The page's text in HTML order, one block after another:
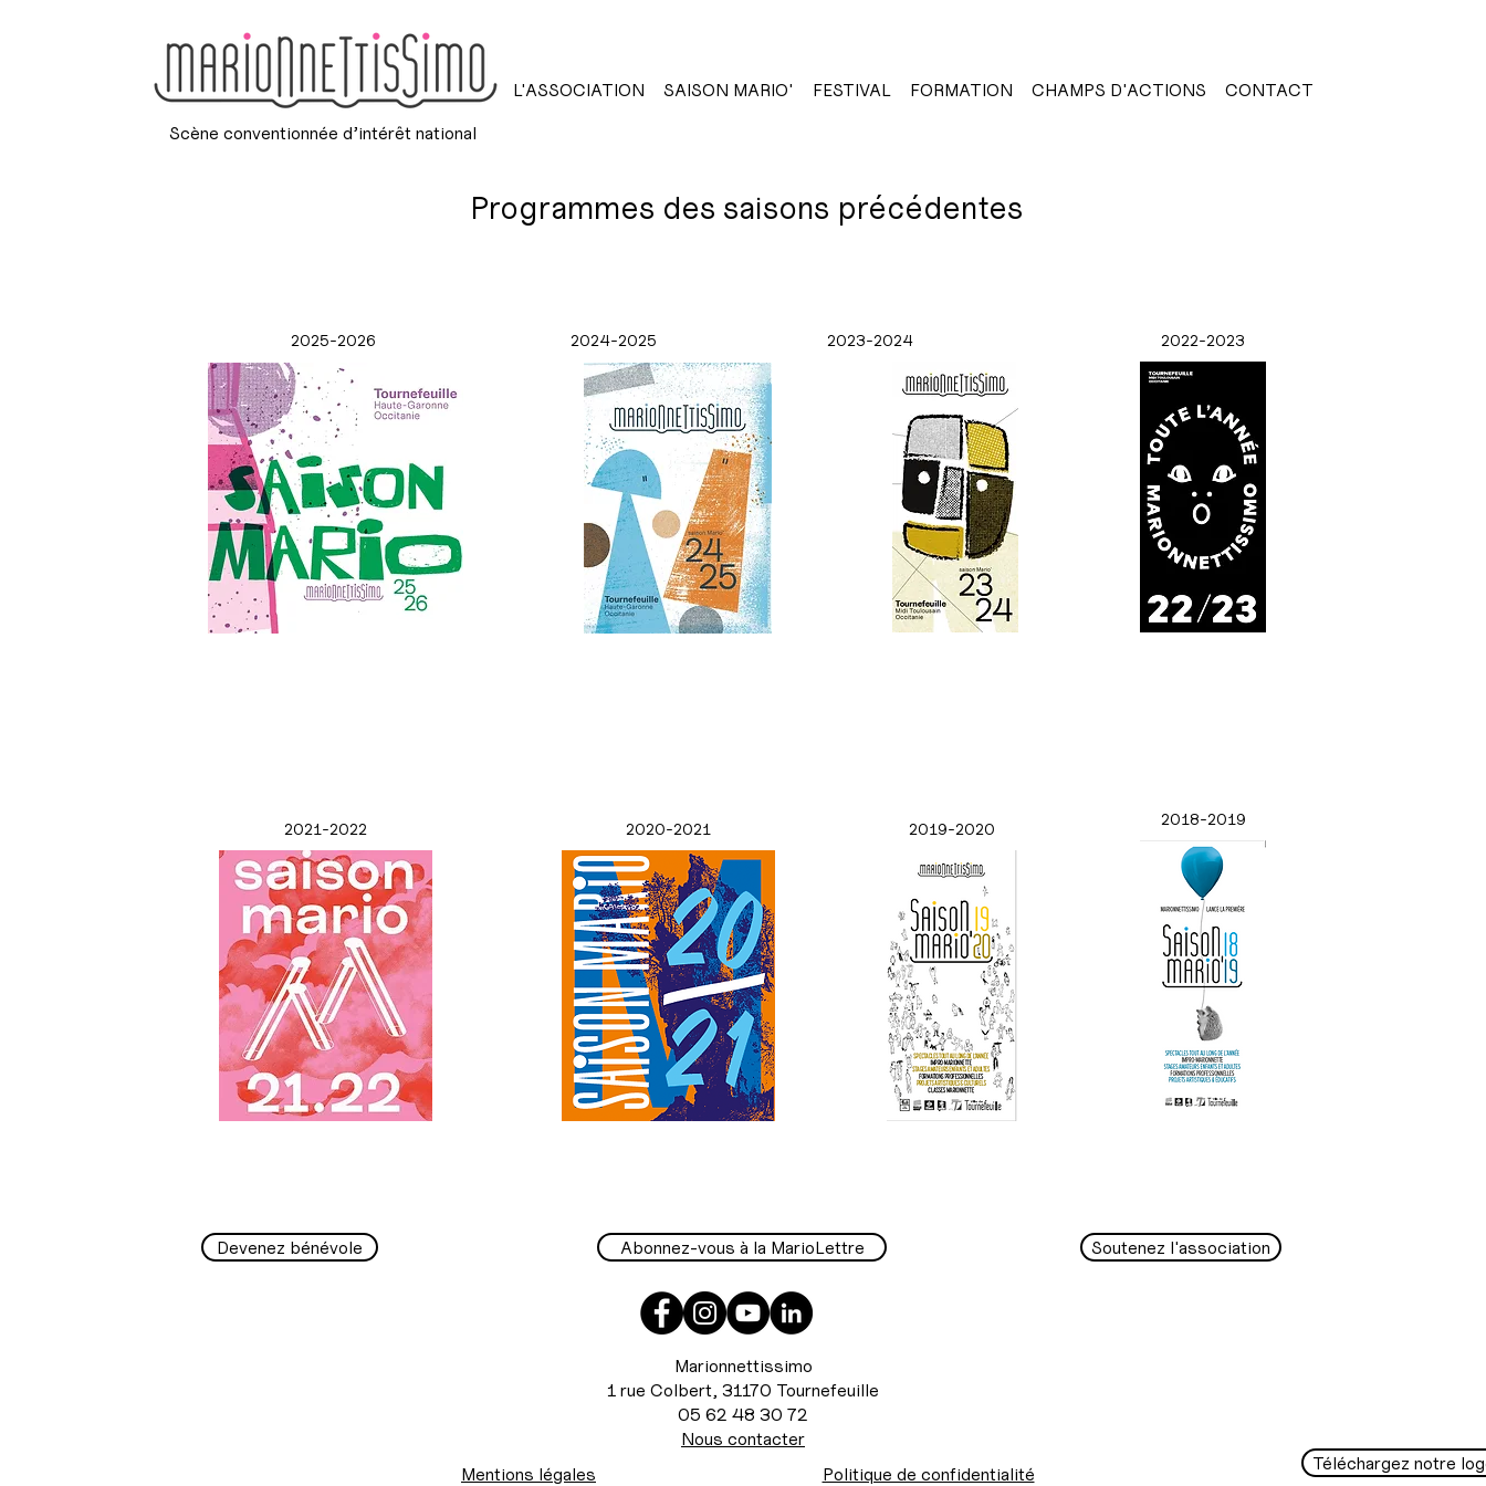
L'ASSOCIATION SAISON MARIO' FESTIVAL FORMATION CHAMPS D'ACTIONS
CONTACT
Scène conventionnée d’intérêt national
Programmes des saisons précédentes
2025-2026 2024-2025 2023-2024 2022-2023
2021-2022 2020-2021 2019-2020 2018-2019
Devenez bénévole Abonnez-vous à la MarioLettre Soutenez l'association
Marionnettissimo
1 rue Colbert, 31170 Tournefeuille
05 62 48 30 72
Nous contacter
Mentions légales
Politique de confidentialité Téléchargez notre